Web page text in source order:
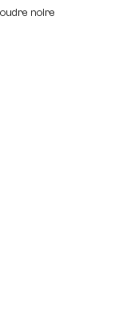
noire